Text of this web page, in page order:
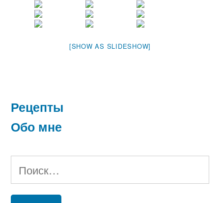
[SHOW AS SLIDESHOW]
Рецепты
Обо мне
Найти: